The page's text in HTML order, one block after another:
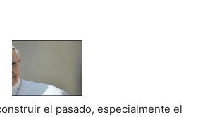
el pasado, especialmente el